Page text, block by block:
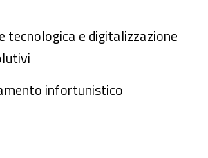
tecnologica e digitalizzazione
infortunistico